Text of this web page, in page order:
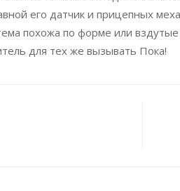
его датчик и прицепных
похожа по форме или вздутые
для тех же вызывать Пока!